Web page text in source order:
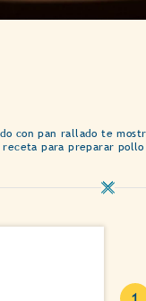
con pan rallado te
receta para preparar